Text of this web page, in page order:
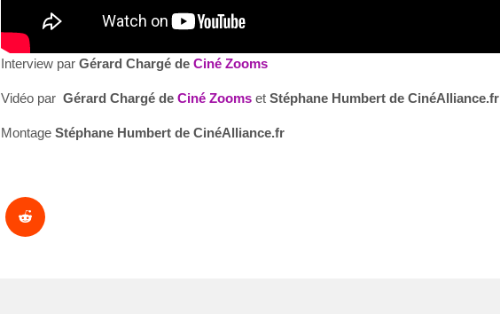
Interview par Gérard Chargé de Ciné Zooms
Vidéo par Gérard Chargé de Ciné Zooms et Stéphane Humbert de CinéAlliance.fr
Montage Stéphane Humbert de CinéAlliance.fr